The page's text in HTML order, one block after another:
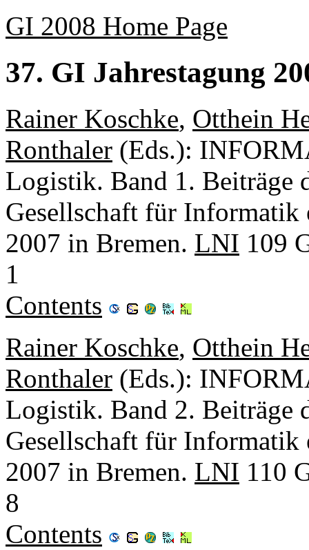
GI 2008 Home Page
37. GI Jahrestagung
Rainer Koschke, Otthein
Ronthaler (Eds.):
Logistik. Band 1. Beiträge
Gesellschaft für Informatik
2007 in Bremen. LNI 109
1
Contents
Rainer Koschke, Otthein
Ronthaler (Eds.):
Logistik. Band 2. Beiträge
Gesellschaft für Informatik
2007 in Bremen. LNI 110
8
Contents